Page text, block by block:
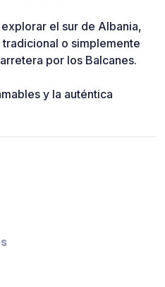
el sur de Albania,
o simplemente
por los Balcanes.
y la auténtica